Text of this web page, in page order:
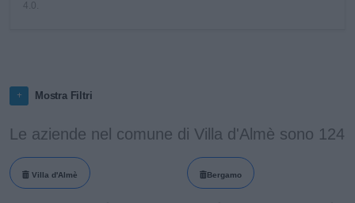
Mostra Filtri
Le aziende nel comune di Villa d'Almè sono 124
Villa d'Almè Bergamo